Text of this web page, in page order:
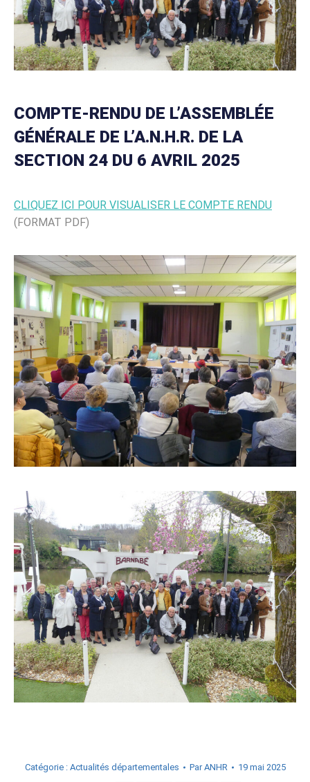
COMPTE-RENDU DE L’ASSEMBLÉE
GÉNÉRALE DE L’A.N.H.R. DE LA
SECTION 24 DU 6 AVRIL 2025
CLIQUEZ ICI POUR VISUALISER LE COMPTE RENDU
(FORMAT PDF)
Catégorie : Actualités départementales ParANHR 19 mai 2025